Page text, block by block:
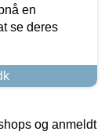
en
se deres
og anmeldt